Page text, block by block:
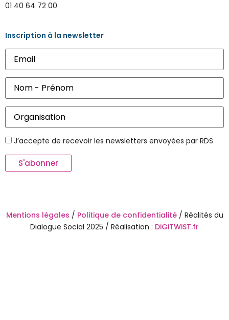
01 40 64 72 00
Inscription à la newsletter
J’accepte de recevoir les newsletters envoyées par RDS
Mentions légales / Politique de confidentialité/ Réalités du
Dialogue Social 2025 / Réalisation : DiGiTWiST.fr